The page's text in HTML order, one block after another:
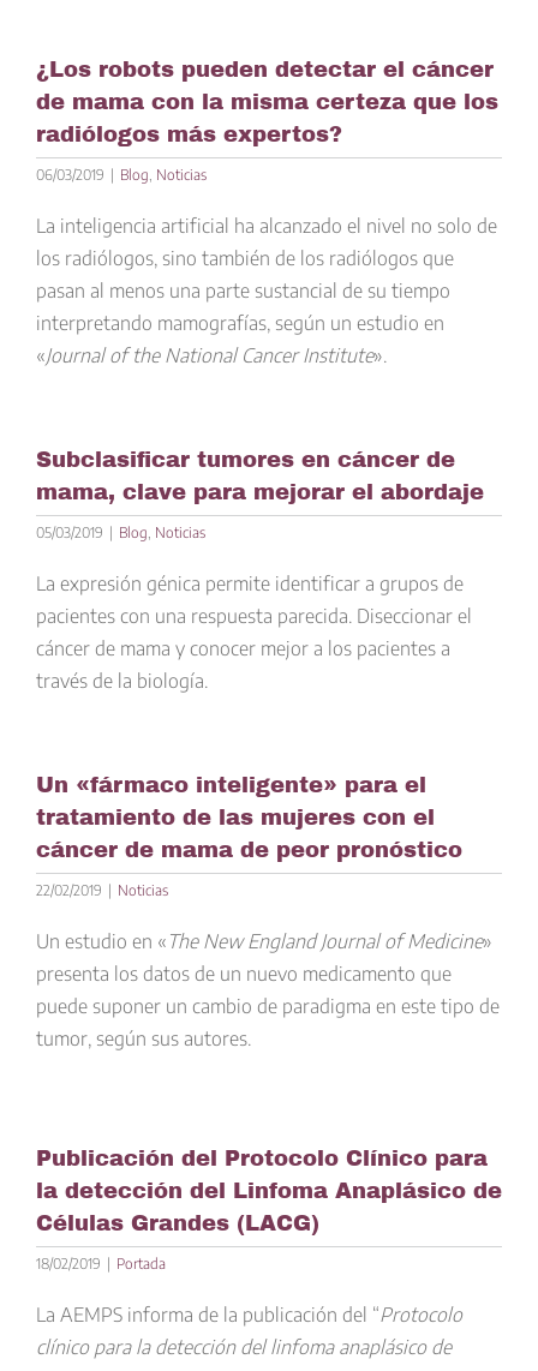
¿Los robots pueden detectar el cáncer
de mama con la misma certeza que los
radiólogos más expertos?
06/03/2019 | Blog, Noticias
La inteligencia artificial ha alcanzado el nivel no solo de
los radiólogos, sino también de los radiólogos que
pasan al menos una parte sustancial de su tiempo
interpretando mamografías, según un estudio en
«Journal of the National Cancer Institute».
Subclasificar tumores en cáncer de
mama, clave para mejorar el abordaje
05/03/2019 | Blog, Noticias
La expresión génica permite identificar a grupos de
pacientes con una respuesta parecida. Diseccionar el
cáncer de mama y conocer mejor a los pacientes a
través de la biología.
Un «fármaco inteligente» para el
tratamiento de las mujeres con el
cáncer de mama de peor pronóstico
22/02/2019 | Noticias
Un estudio en « The New England Journal of Medicine»
presenta los datos de un nuevo medicamento que
puede suponer un cambio de paradigma en este tipo de
tumor, según sus autores.
Publicación del Protocolo Clínico para
la detección del Linfoma Anaplásico de
Células Grandes (LACG)
18/02/2019 | Portada
La AEMPS informa de la publicación del “Protocolo
clínico para la detección del linfoma anaplásico de